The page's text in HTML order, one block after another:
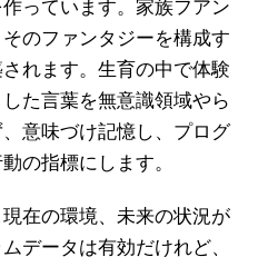
っています。家族フアン
のファンタジーを構成す
れます。生育の中で体験
た言葉を無意識領域やら
意味づけ記憶し、プログ
の指標にします。
在の環境、未来の状況が
データは有効だけれど、